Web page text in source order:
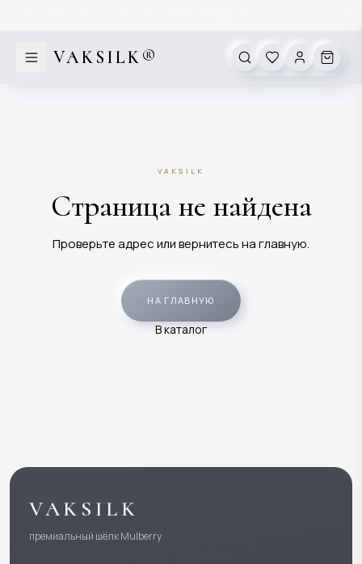
VAKSILK®
VAKSILK
Страница не найдена
Проверьте адрес или вернитесь на главную.
НА ГЛАВНУЮ
В каталог
VAKSILK
премиальный шёлк Mulberry